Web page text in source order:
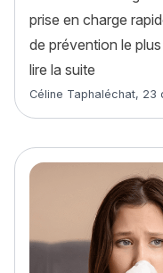
prise en charge
de prévention le
lire la suite
Article rédigé par
Céline Taphaléchat, 23